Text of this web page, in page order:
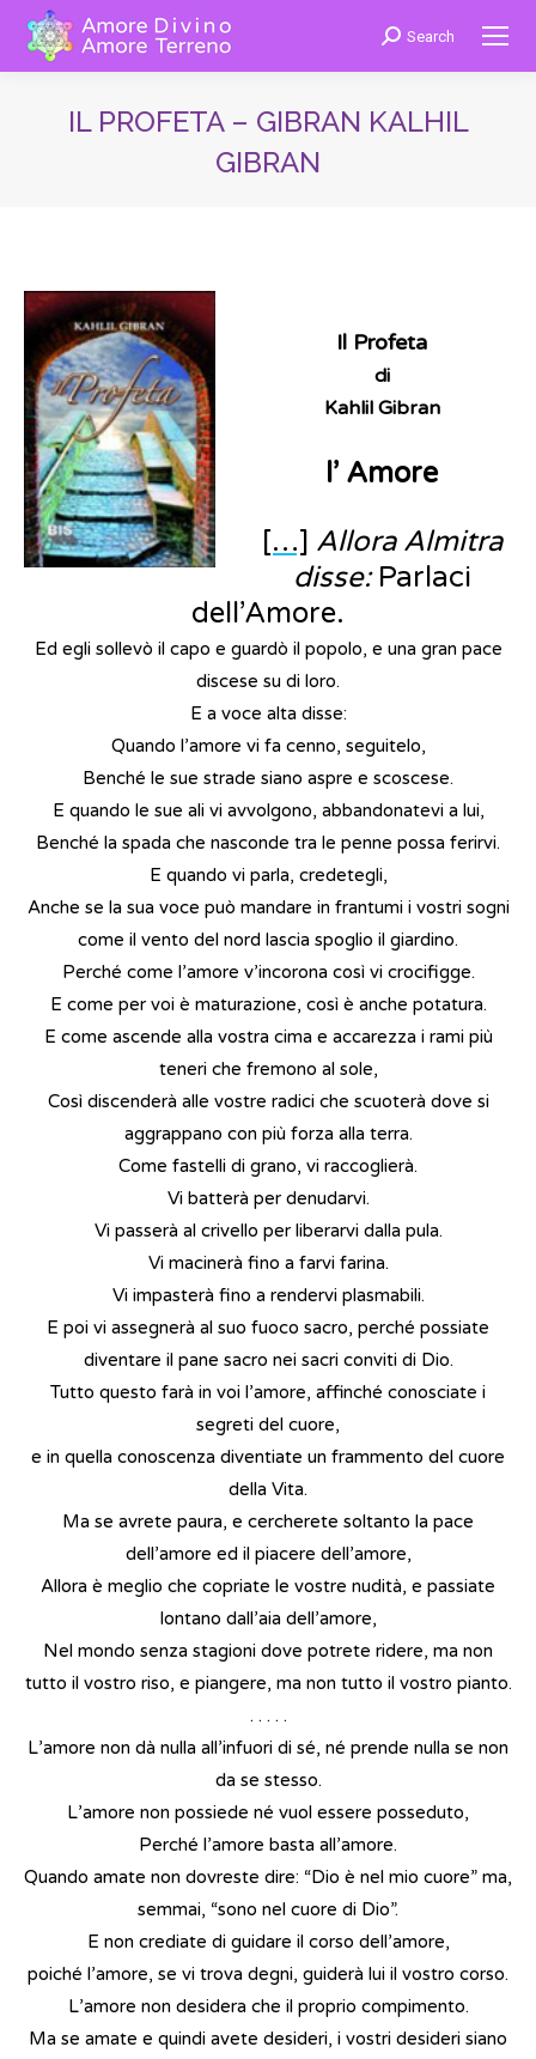
Cerca:Search
IL PROFETA – GIBRAN KALHIL
GIBRAN
Il Profeta
di
Kahlil Gibran
l’ Amore
[…] Allora Almitra
disse: Parlaci
dell’Amore.
Ed egli sollevò il capo e guardò il popolo, e una gran pace
discese su di loro.
E a voce alta disse:
Quando l’amore vi fa cenno, seguitelo,
Benché le sue strade siano aspre e scoscese.
E quando le sue ali vi avvolgono, abbandonatevi a lui,
Benché la spada che nasconde tra le penne possa ferirvi.
E quando vi parla, credetegli,
Anche se la sua voce può mandare in frantumi i vostri sogni
come il vento del nord lascia spoglio il giardino.
Perché come l’amore v’incorona così vi crocifigge.
E come per voi è maturazione, così è anche potatura.
E come ascende alla vostra cima e accarezza i rami più
teneri che fremono al sole,
Così discenderà alle vostre radici che scuoterà dove si
aggrappano con più forza alla terra.
Come fastelli di grano, vi raccoglierà.
Vi batterà per denudarvi.
Vi passerà al crivello per liberarvi dalla pula.
Vi macinerà fino a farvi farina.
Vi impasterà fino a rendervi plasmabili.
E poi vi assegnerà al suo fuoco sacro, perché possiate
diventare il pane sacro nei sacri conviti di Dio.
Tutto questo farà in voi l’amore, affinché conosciate i
segreti del cuore,
e in quella conoscenza diventiate un frammento del cuore
della Vita.
Ma se avrete paura, e cercherete soltanto la pace
dell’amore ed il piacere dell’amore,
Allora è meglio che copriate le vostre nudità, e passiate
lontano dall’aia dell’amore,
Nel mondo senza stagioni dove potrete ridere, ma non
tutto il vostro riso, e piangere, ma non tutto il vostro pianto.
. . . . .
L’amore non dà nulla all’infuori di sé, né prende nulla se non
da se stesso.
L’amore non possiede né vuol essere posseduto,
Perché l’amore basta all’amore.
Quando amate non dovreste dire: “Dio è nel mio cuore” ma,
semmai, “sono nel cuore di Dio”.
E non crediate di guidare il corso dell’amore,
poiché l’amore, se vi trova degni, guiderà lui il vostro corso.
L’amore non desidera che il proprio compimento.
Ma se amate e quindi avete desideri, i vostri desideri siano